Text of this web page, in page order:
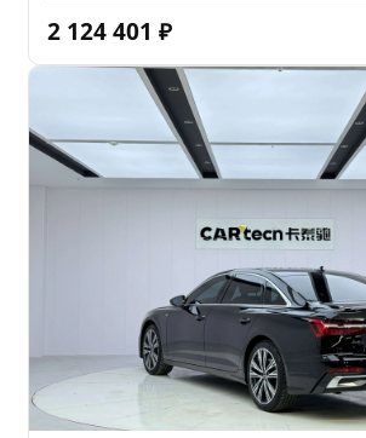
2 124 401 ₽